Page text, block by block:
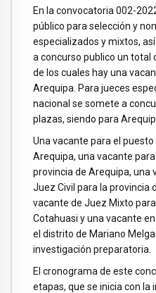
En la convocatoria 002-
público para selección y
especializados y mixtos,
a concurso publico un total
de los cuales hay una
Arequipa. Para jueces
nacional se somete a
plazas, siendo para
Una vacante para el
Arequipa, una vacante
provincia de Arequipa, una
Juez Civil para la provincia
vacante de Juez Mixto
Cotahuasi y una vacante
el distrito de Mariano
investigación preparatoria.
El cronograma de este
etapas, que se inicia con la